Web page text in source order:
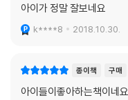
아이가 정말 잘보네요
k****8 2018.10.30.
종이책 구매
아이들이좋아하는책이네요